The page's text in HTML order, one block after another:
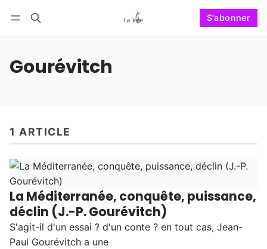
S'abonner
Gourévitch
1 ARTICLE
La Méditerranée, conquête, puissance,
déclin (J.-P. Gourévitch)
S'agit-il d'un essai ? d'un conte ? en tout cas, Jean-
Paul Gourévitch a une